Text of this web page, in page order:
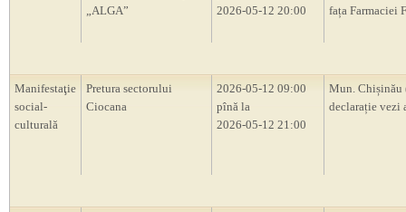
„ALGA”
2026-05-12 20:00
fața Farmaciei
Manifestaţie
social-
culturală
Pretura sectorului
Ciocana
2026-05-12 09:00
pînă la
2026-05-12 21:00
Mun. Chișinău
declarație vezi